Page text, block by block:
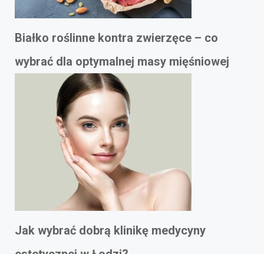
Białko roślinne kontra zwierzęce – co
wybrać dla optymalnej masy mięśniowej
Jak wybrać dobrą klinikę medycyny